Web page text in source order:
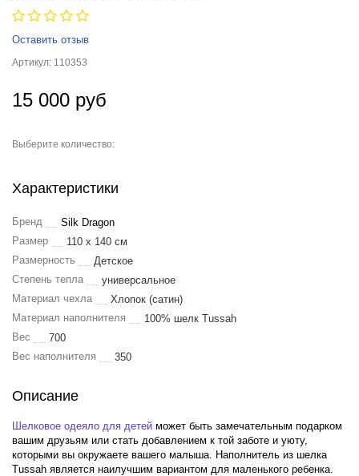
Оставить отзыв
Артикул: 110353
15 000 руб
Выберите количество:
Характеристики
Бренд
Silk Dragon
Размер
110 x 140 см
Размерность
Детское
Степень тепла
универсальное
Материал чехла
Хлопок (сатин)
Материал наполнителя
100% шелк Tussah
Вес
700
Вес наполнителя
350
Описание
Шелковое одеяло для детей может быть замечательным подарком
вашим друзьям или стать добавлением к той заботе и уюту,
которыми вы окружаете вашего малыша. Наполнитель из шелка
Tussah является наилучшим вариантом для маленького ребенка.